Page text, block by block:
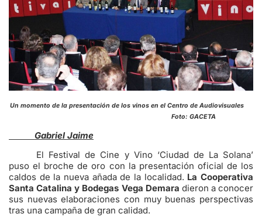
Un momento de la presentación de los vinos en el Centro de Audiovisuales
Foto: GACETA
Gabriel Jaime
El Festival de Cine y Vino ‘Ciudad de La Solana’
puso el broche de oro con la presentación oficial de los
caldos de la nueva añada de la localidad. La Cooperativa
Santa Catalina y Bodegas Vega Demara dieron a conocer
sus nuevas elaboraciones con muy buenas perspectivas
tras una campaña de gran calidad.